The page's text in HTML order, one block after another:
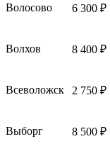
Волосово 6 300 ₽
Волхов 8 400 ₽
Всеволожск 2 750 ₽
Выборг 8 500 ₽